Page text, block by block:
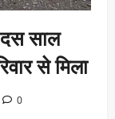
साल
से मिला
0